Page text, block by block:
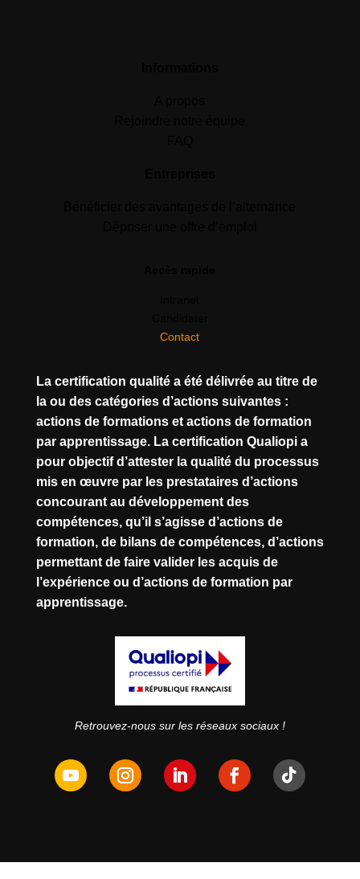
Contact
La certification qualité a été délivrée au titre de
la ou des catégories d’actions suivantes :
actions de formations et actions de formation
par apprentissage. La certification Qualiopi a
pour objectif d’attester la qualité du processus
mis en œuvre par les prestataires d’actions
concourant au développement des
compétences, qu’il s’agisse d’actions de
formation, de bilans de compétences, d’actions
permettant de faire valider les acquis de
l’expérience ou d’actions de formation par
apprentissage.
Retrouvez-nous sur les réseaux sociaux !